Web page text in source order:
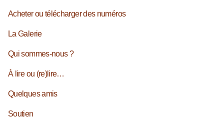
Acheter ou télécharger des numéros
La Galerie
Qui sommes-nous ?
À lire ou (re)lire…
Quelques amis
Soutien